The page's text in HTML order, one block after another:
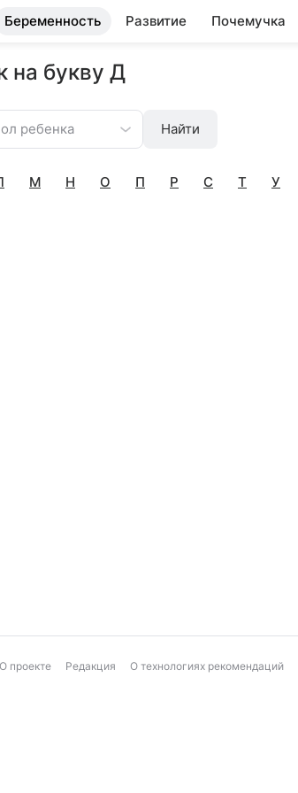
Беременность Развитие Почемучка
на букву Д
ребенка Найти
М Н О П Р С Т У
О проекте Редакция О технологиях рекомендаций